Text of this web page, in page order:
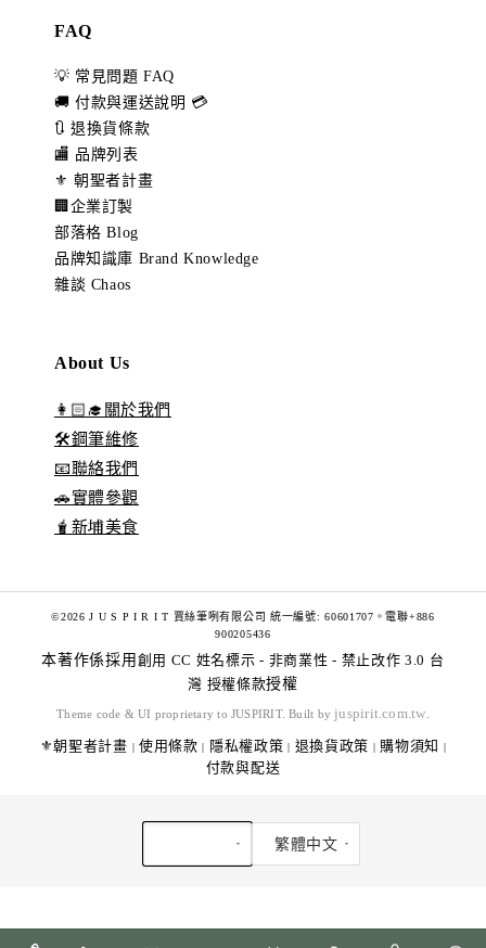
FAQ
💡 常見問題 FAQ
🚚 付款與運送說明 💳
🔃 退換貨條款
🏬 品牌列表
⚜️ 朝聖者計畫
🏢企業訂製
部落格 Blog
品牌知識庫 Brand Knowledge
雜談 Chaos
About Us
👩🏻‍🎓關於我們
🛠️鋼筆維修
📧聯絡我們
🚗實體參觀
🧋新埔美食
©2026 J U S P I R I T 賈絲筆咧有限公司 統一編號: 60601707。電聯+886
900205436
本著作係採用 創用 CC 姓名標示 - 非商業性 - 禁止改作 3.0 台
灣 授權條款授權
Theme code & UI proprietary to JUSPIRIT. Built by juspirit.com.tw
⚜️朝聖者計畫 | 使用條款 | 隱私權政策 | 退換貨政策 | 購物須知 |
付款與配送